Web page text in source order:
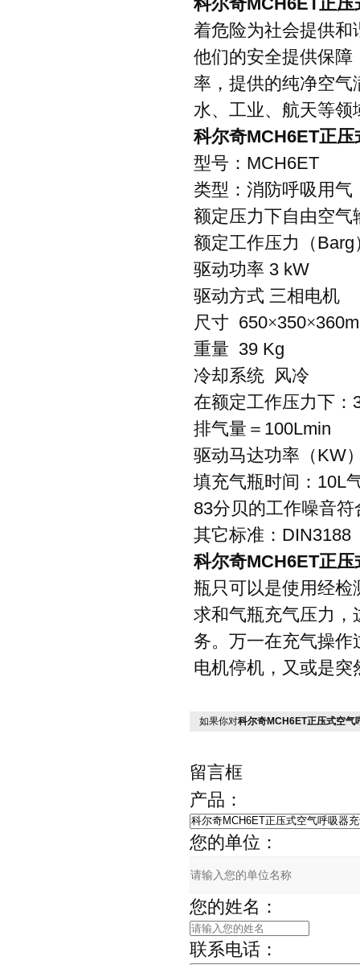
着危险为社会提供
他们的安全提供保障
率，提供的纯净空气
水、工业、航天等
科尔奇MCH6ET正压
型号： MCH6ET
类型：消防呼吸用气
额定压力下自由空气
额定工作压力（Barg
驱动功率 3 kW
驱动方式 三相电机
尺寸 650×350×
重量 39 Kg
冷却系统 风冷
在额定工作压力下：
排气量＝ 100Lmin
驱动马达功率（KW
填充气瓶时间： 10L
83分贝的工作噪音符
其它标准：
科尔奇MCH6ET正压
瓶只可以是使用经检
求和气瓶充气压力，
务。万一在充气操
电机停机，又或是突
如果你对科尔奇MCH6ET正压式空气
留言框
产品：
您的单位：
您的姓名：
联系电话：